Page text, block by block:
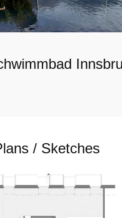
/ Sketches